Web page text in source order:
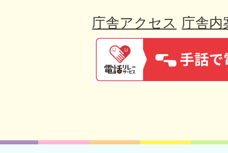
庁舎アクセス 庁舎内